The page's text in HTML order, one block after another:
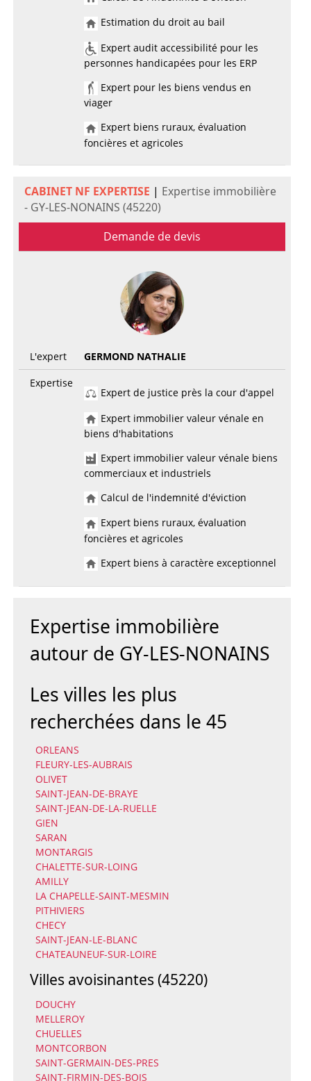
Estimation du droit au bail
Expert audit accessibilité pour les
personnes handicapées pour les ERP
Expert pour les biens vendus en
viager
Expert biens ruraux, évaluation
foncières et agricoles
CABINET NF EXPERTISE | Expertise immobilière
- GY-LES-NONAINS (45220)
Demande de devis
L'expert
GERMOND NATHALIE
Expertise
Expert de justice près la cour d'appel
Expert immobilier valeur vénale en
biens d'habitations
Expert immobilier valeur vénale biens
commerciaux et industriels
Calcul de l'indemnité d'éviction
Expert biens ruraux, évaluation
foncières et agricoles
Expert biens à caractère exceptionnel
Expertise immobilière
autour de GY-LES-NONAINS
Les villes les plus
recherchées dans le 45
ORLEANS
FLEURY-LES-AUBRAIS
OLIVET
SAINT-JEAN-DE-BRAYE
SAINT-JEAN-DE-LA-RUELLE
GIEN
SARAN
MONTARGIS
CHALETTE-SUR-LOING
AMILLY
LA CHAPELLE-SAINT-MESMIN
PITHIVIERS
CHECY
SAINT-JEAN-LE-BLANC
CHATEAUNEUF-SUR-LOIRE
Villes avoisinantes (45220)
DOUCHY
MELLEROY
CHUELLES
MONTCORBON
SAINT-GERMAIN-DES-PRES
SAINT-FIRMIN-DES-BOIS